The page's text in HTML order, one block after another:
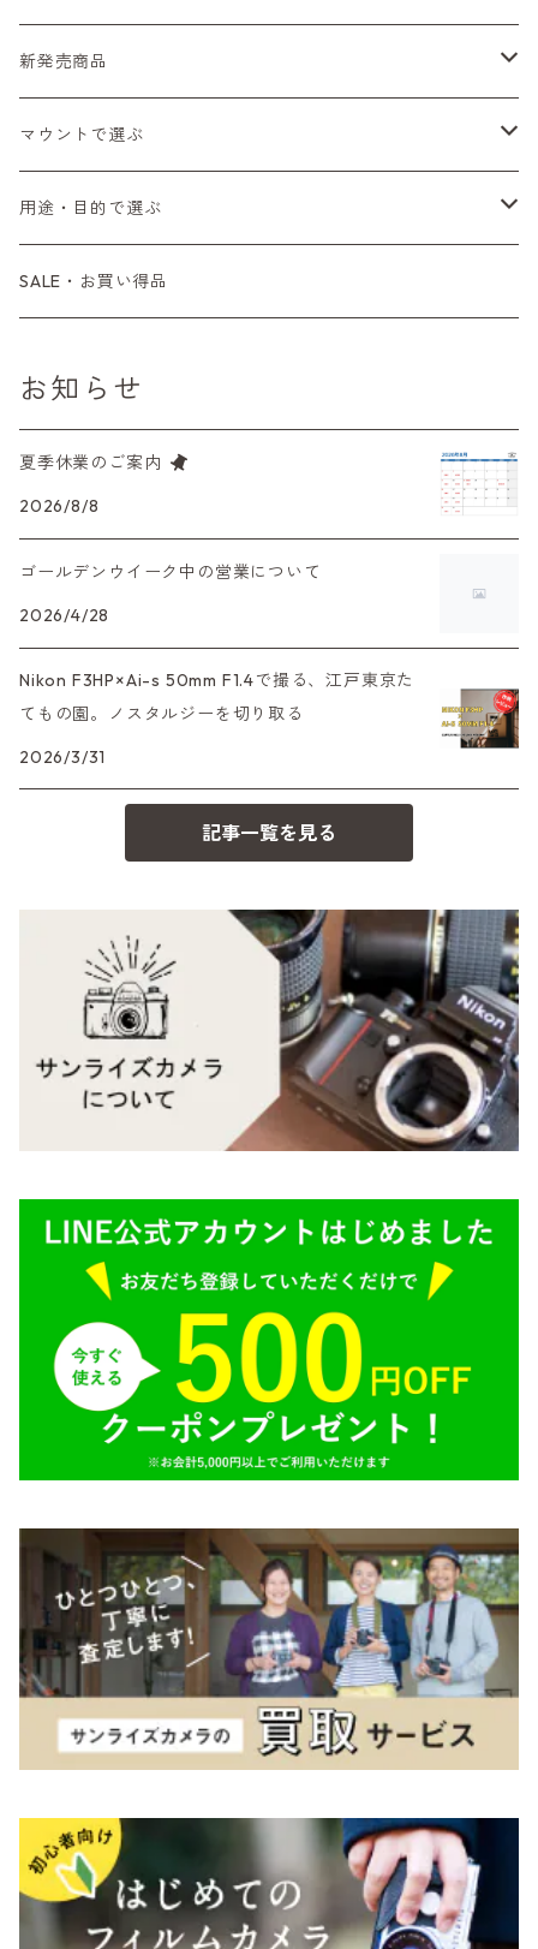
Fシリーズ（一桁＋F100）
レンジファインダー（7、P）
PENTAX（ペンタックス）
SL、SP
K2、KX、KM
M42単焦点レンズ
CONTAX（コンタックス）
G1、G2
Tシリーズ
MINOLTA（ミノルタ）
コンパクト
OLYMPUS（オリンパス）
PEN F、FT
OM-1
Konica（コニカ）
C35シリーズ
HEXAR
Leica（ライカ）
バルナック
minilux
HASSELBLAD（ハッセルブラッド）
Rollei（ローライ）
35シリーズ
RICOH（リコー）
コンパクト
Voigtlander（フォクトレンダー）
YASHICA（ヤシカ）
Carl Zeiss（カールツァイス）
Mamiya（マミヤ）
M645,二眼レフ
Plaubel（プラウベル）
SONY（ソニー）
SIGMA（シグマ）
Tokina（トキナー）
TAMRON（タムロン）
K&F（ケーアンドエフ）
その他
一眼レフカメラ（マニュアルフォーカス）
一眼レフカメラ（オートフォーカス）
中判カメラ
大判カメラ
デジタルカメラ
デジタルカメラ
一眼カメラ
ミラーレスカメラ
マニュアルレンズ
一眼レンズ
レンジファインダーレンズ
オートフォーカスレンズ
一眼レンズ
マウントアダプター
レンズ付きフィルム
35mm（135）カラーネガ
35mm（135）白黒ネガ
35mm（135）カラーリバーサル
新発売商品
フィルムカメラ
レンズ付きフィルム
アクセサリー・付属品
マウントで選ぶ
M42
L39
S（ニコン）
FD（キヤノン）
EF（キヤノン）
OM（オリンパス）
A（ミノルタ（ソニー））
MD（ミノルタ）
K（ペンタックス）
CY（ヤシカコンタックス）
M（ライカ）
R（ライカ）
AR（コニカ）
O（その他）
用途・目的で選ぶ
初心者の方へもおすすめ！
滅多にお目にかかれない激レア商品！
プレゼント、贈答用にも！
SALE・お買い得品
お知らせ
夏季休業のご案内
2026/8/8
ゴールデンウイーク中の営業について
2026/4/28
Nikon F3HP×Ai-s 50mm F1.4で撮る、江戸東京た
てもの園。ノスタルジーを切り取る
2026/3/31
記事一覧を見る